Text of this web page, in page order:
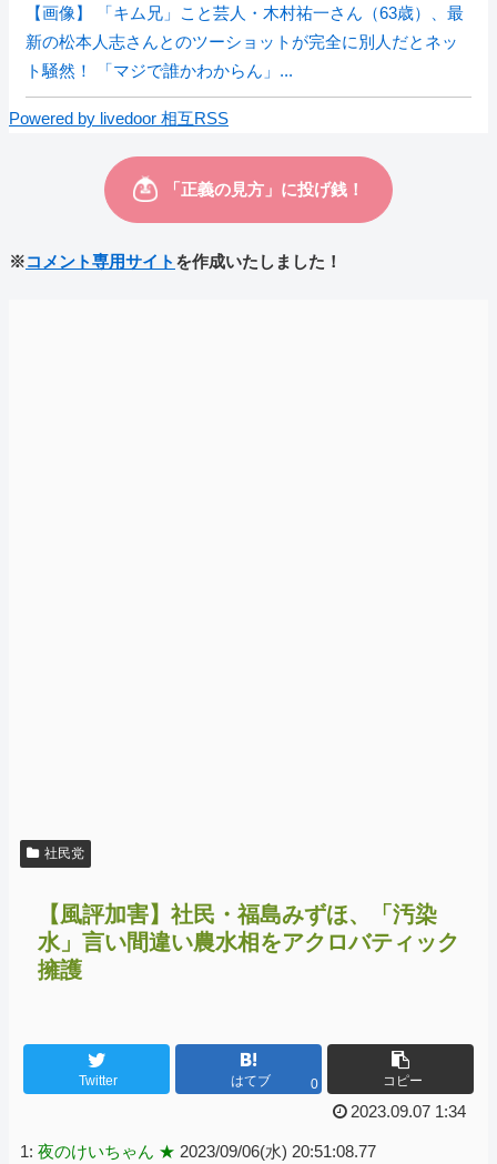
【画像】 「キム兄」こと芸人・木村祐一さん（63歳）、最
新の松本人志さんとのツーショットが完全に別人だとネッ
ト騒然！ 「マジで誰かわからん」...
Powered by livedoor 相互RSS
※コメント専用サイト を作成いたしました！
社民党
【風評加害】社民・福島みずほ、「汚染
水」言い間違い農水相をアクロバティック
擁護
Twitter はてブ 0 コピー
2023.09.07 1:34
1: 夜のけいちゃん ★ 2023/09/06(水) 20:51:08.77